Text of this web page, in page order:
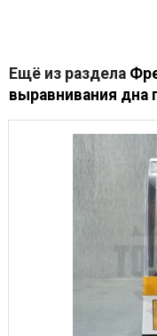
Ещё из раздела
выравнивания дна